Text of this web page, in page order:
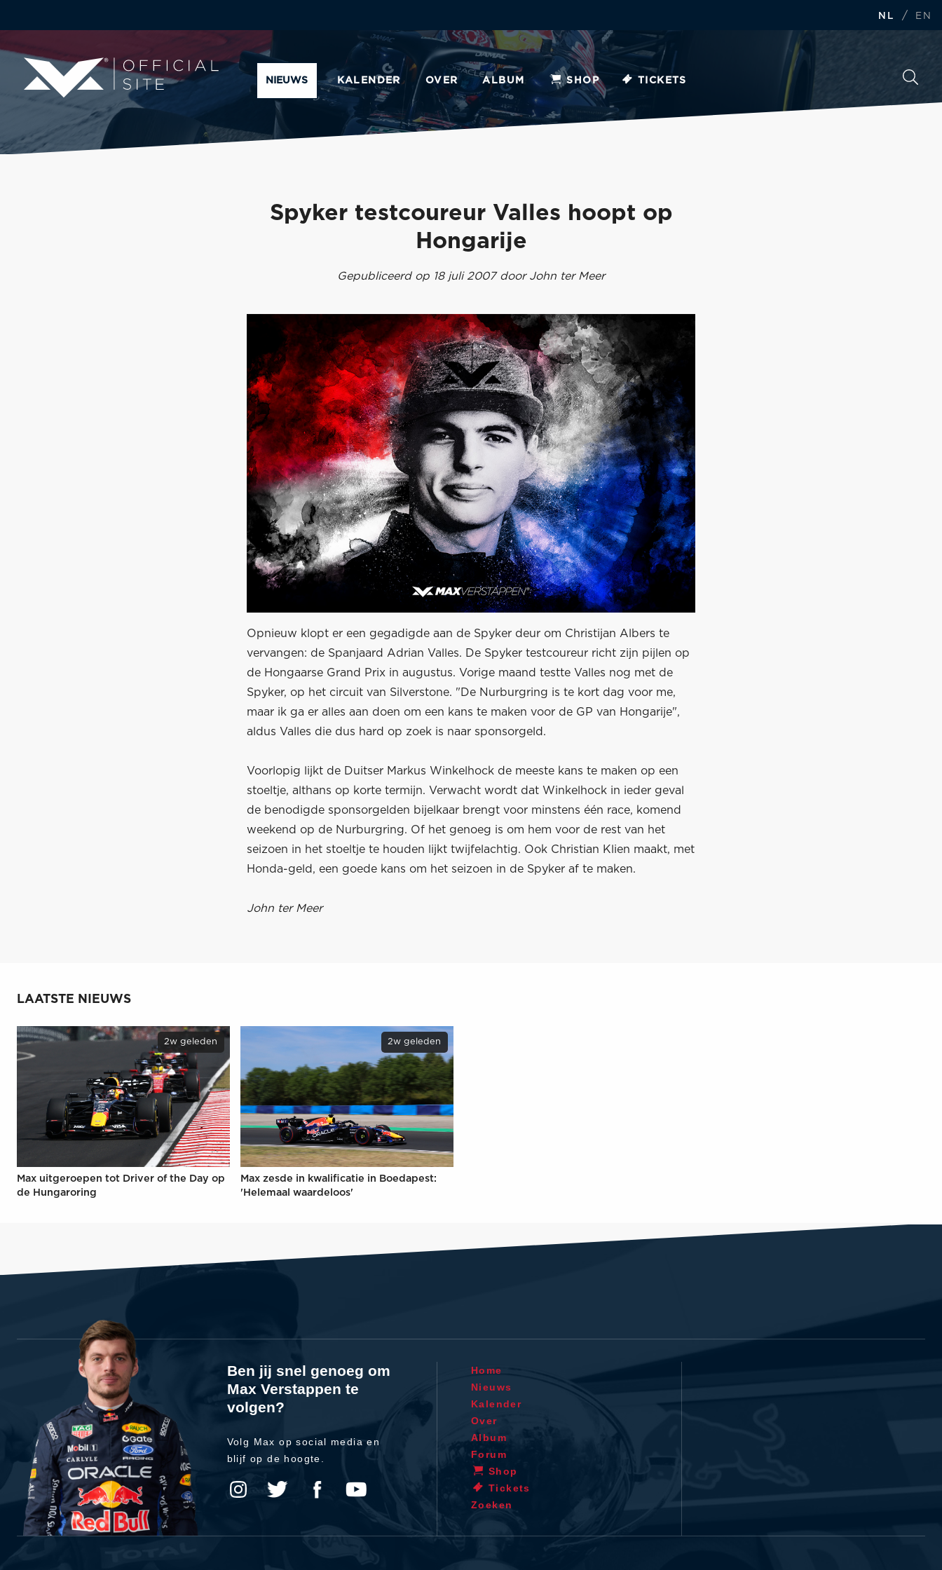
NL / EN
NIEUWS KALENDER OVER ALBUM SHOP TICKETS
Spyker testcoureur Valles hoopt op
Hongarije
Gepubliceerd op 18 juli 2007 door John ter Meer
Opnieuw klopt er een gegadigde aan de Spyker deur om Christijan Albers te
vervangen: de Spanjaard Adrian Valles. De Spyker testcoureur richt zijn pijlen op
de Hongaarse Grand Prix in augustus. Vorige maand testte Valles nog met de
Spyker, op het circuit van Silverstone. "De Nurburgring is te kort dag voor me,
maar ik ga er alles aan doen om een kans te maken voor de GP van Hongarije",
aldus Valles die dus hard op zoek is naar sponsorgeld.
Voorlopig lijkt de Duitser Markus Winkelhock de meeste kans te maken op een
stoeltje, althans op korte termijn. Verwacht wordt dat Winkelhock in ieder geval
de benodigde sponsorgelden bijelkaar brengt voor minstens één race, komend
weekend op de Nurburgring. Of het genoeg is om hem voor de rest van het
seizoen in het stoeltje te houden lijkt twijfelachtig. Ook Christian Klien maakt, met
Honda-geld, een goede kans om het seizoen in de Spyker af te maken.
John ter Meer
LAATSTE NIEUWS
2w geleden
Max uitgeroepen tot Driver of the Day op
de Hungaroring
2w geleden
Max zesde in kwalificatie in Boedapest:
'Helemaal waardeloos'
Ben jij snel genoeg om
Max Verstappen te
volgen?
Volg Max op social media en
blijf op de hoogte.
Home
Nieuws
Kalender
Over
Album
Forum
Shop
Tickets
Zoeken